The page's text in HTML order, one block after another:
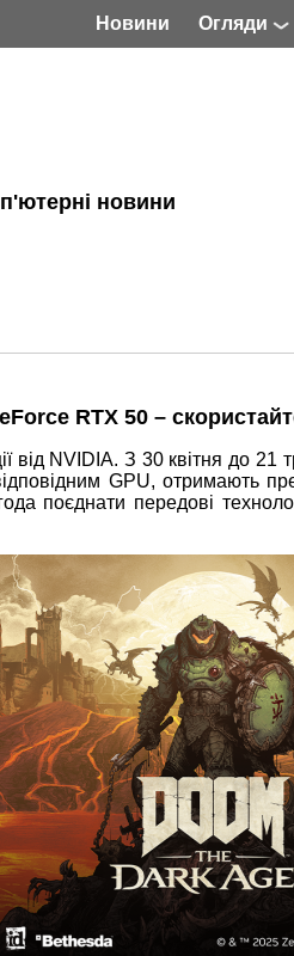
Новини Огляди
новини
RTX 50 –
від NVIDIA. З 30 квітня до
GPU, отримають
поєднати передові